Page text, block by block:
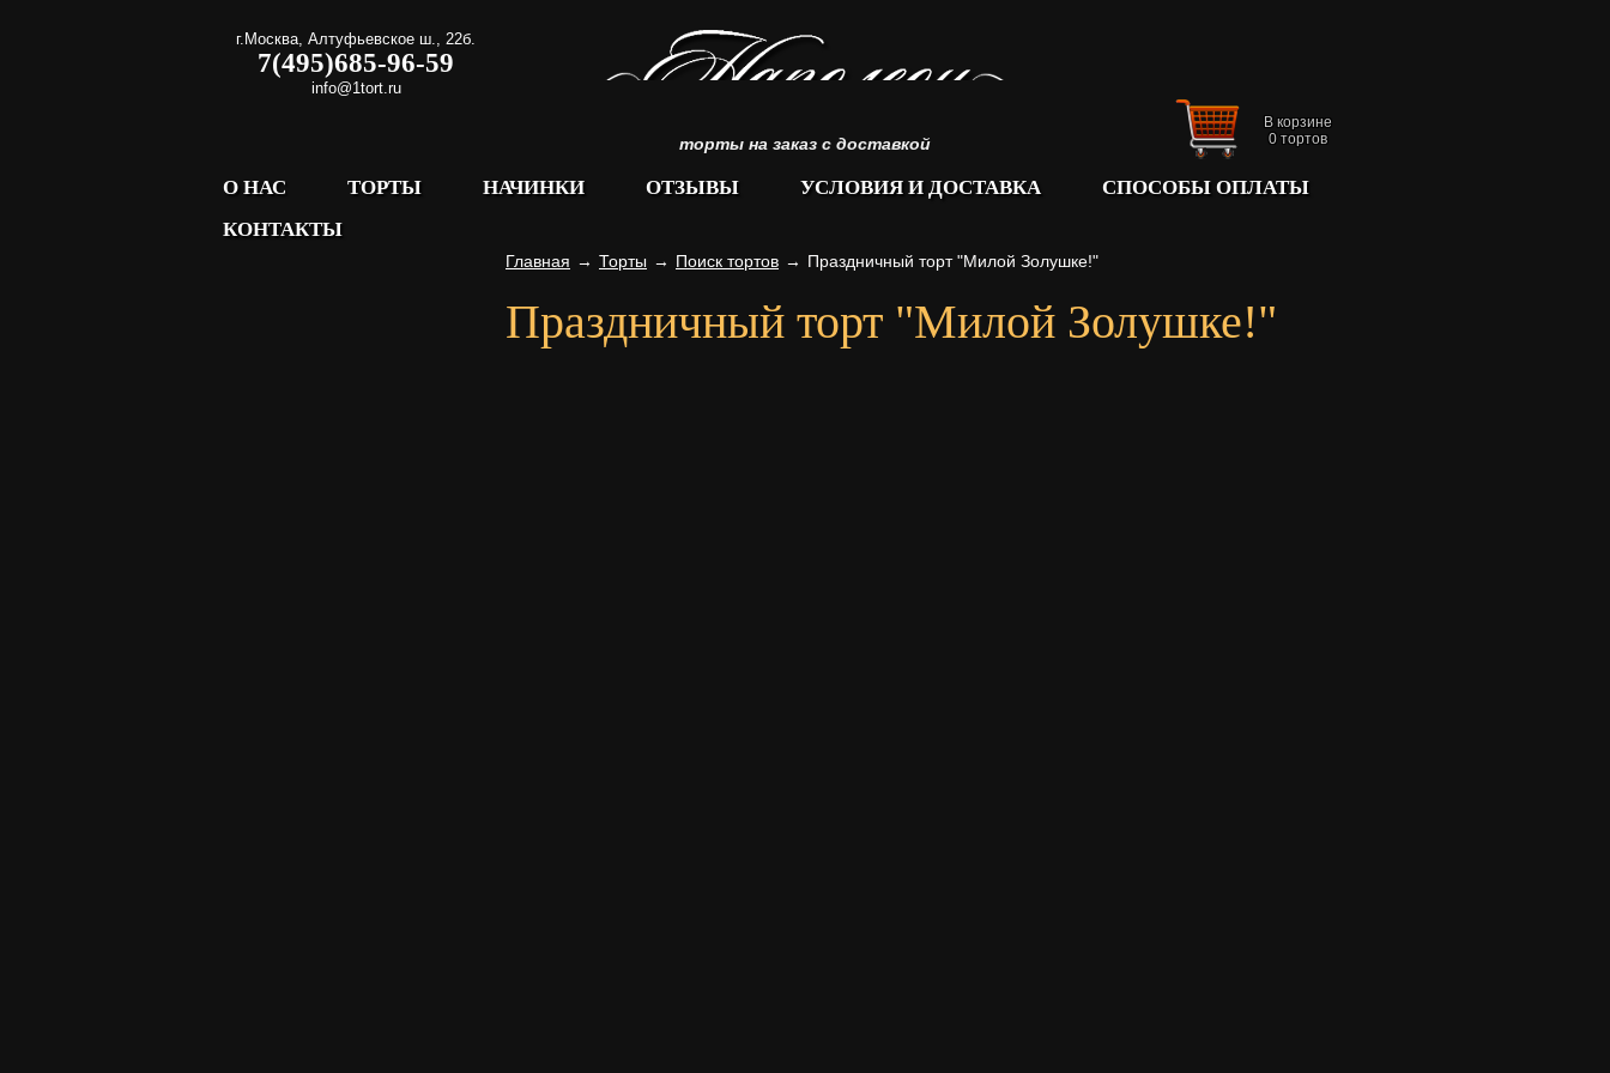
г.Москва, Алтуфьевское ш., 22б.
7(495)685-96-59
info@1tort.ru
торты на заказ с доставкой
В корзине
0 тортов
О НАС ТОРТЫ НАЧИНКИ ОТЗЫВЫ УСЛОВИЯ И ДОСТАВКА
СПОСОБЫ ОПЛАТЫ
КОНТАКТЫ
Главная → Торты → Поиск тортов → Праздничный торт "Милой Золушке!"
Праздничный торт "Милой Золушке!"